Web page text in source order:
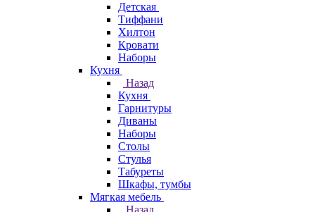
Детская
Тиффани
Хилтон
Кровати
Наборы
Кухня
Назад
Кухня
Гарнитуры
Диваны
Наборы
Столы
Стулья
Табуреты
Шкафы, тумбы
Мягкая мебель
Назад